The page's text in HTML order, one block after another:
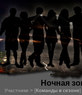
Ночная
Участники > [Команды в сезоне]